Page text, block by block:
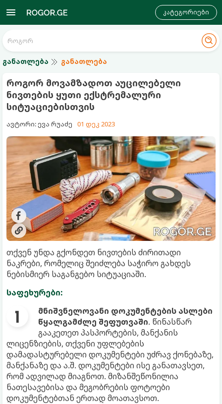
კატეგორიები
განათლება განათლება
როგორ მოვამზადოთ აუცილებელი
ნივთების ყუთი ექსტრემალური
სიტუაციებისთვის
ავტორი: ევა რუაძე 01 დეკ 2023
თქვენ უნდა გქონდეთ ნივთების ძირითადი
ნაკრები, რომელიც შეიძლება საჭირო გახდეს
ნებისმიერ საგანგებო სიტუაციაში.
საფეხურები:
მნიშვნელოვანი დოკუმენტების ასლები
წყალგამძლე შეფუთვაში. წინასწარ
გააკეთეთ პასპორტების, მანქანის
ლიცენზიების, თქვენი უფლებების
დამადასტურებელი დოკუმენტები უძრავ ქონებაზე,
მანქანაზე და ა.შ. დოკუმენტები ისე განათავსეთ,
რომ ადვილად მიაგნოთ. მიზანშეწონილია
ნათესავებისა და მეგობრების ფოტოები
დოკუმენტებთან ერთად მოათავსოთ.